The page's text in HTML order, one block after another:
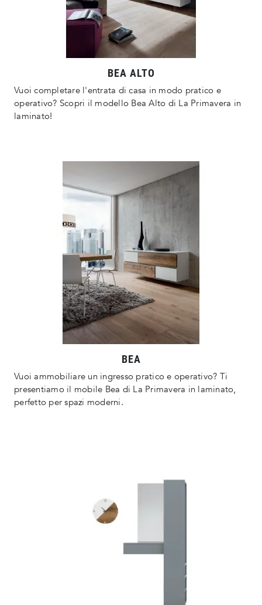
BEA ALTO
Vuoi completare l'entrata di casa in modo pratico e
operativo? Scopri il modello Bea Alto di La Primavera in
laminato!
BEA
Vuoi ammobiliare un ingresso pratico e operativo? Ti
presentiamo il mobile Bea di La Primavera in laminato,
perfetto per spazi moderni.